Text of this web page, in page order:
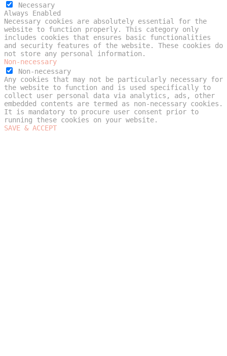
Necessary
Always Enabled
Necessary cookies are absolutely essential for the
website to function properly. This category only
includes cookies that ensures basic functionalities
and security features of the website. These cookies do
not store any personal information.
Non-necessary
Non-necessary
Any cookies that may not be particularly necessary for
the website to function and is used specifically to
collect user personal data via analytics, ads, other
embedded contents are termed as non-necessary cookies.
It is mandatory to procure user consent prior to
running these cookies on your website.
SAVE & ACCEPT